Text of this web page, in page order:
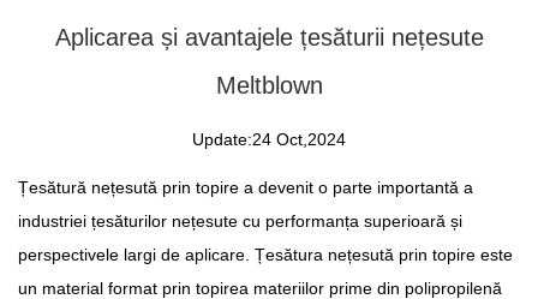
Aplicarea și avantajele țesăturii nețesute
Meltblown
Update:24 Oct,2024
Țesătură nețesută prin topire a devenit o parte importantă a
industriei țesăturilor nețesute cu performanța superioară și
perspectivele largi de aplicare. Țesătura nețesută prin topire este
un material format prin topirea materiilor prime din polipropilenă